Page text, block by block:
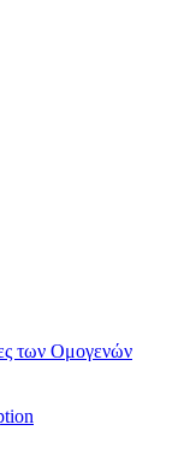
των Ομογενών